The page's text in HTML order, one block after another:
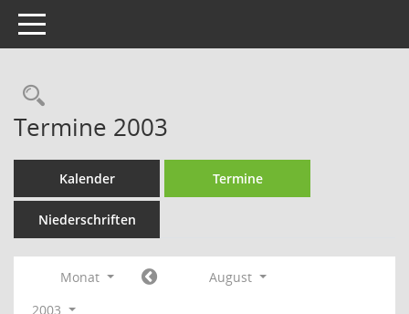
Toggle navigation
Rechercheauswahl
Termine 2003
Kalender Termine
Niederschriften
Monat
August
2003